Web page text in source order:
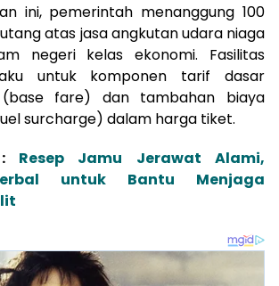
ini, pemerintah menanggung 100
atas jasa angkutan udara niaga
negeri kelas ekonomi. Fasilitas
untuk komponen tarif dasar
(base fare) dan tambahan biaya
surcharge) dalam harga tiket.
Resep Jamu Jerawat Alami,
untuk Bantu Menjaga